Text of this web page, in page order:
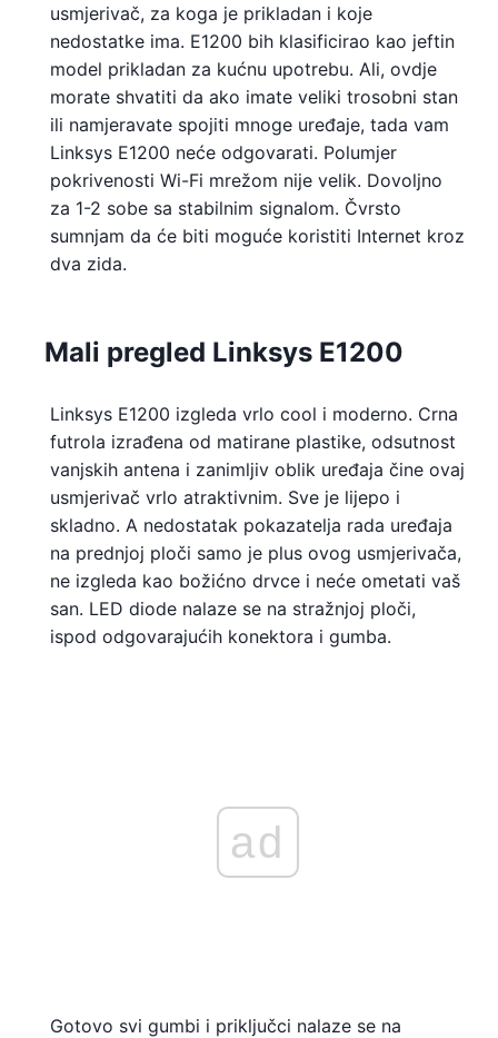
usmjerivač, za koga je prikladan i koje
nedostatke ima. E1200 bih klasificirao kao jeftin
model prikladan za kućnu upotrebu. Ali, ovdje
morate shvatiti da ako imate veliki trosobni stan
ili namjeravate spojiti mnoge uređaje, tada vam
Linksys E1200 neće odgovarati. Polumjer
pokrivenosti Wi-Fi mrežom nije velik. Dovoljno
za 1-2 sobe sa stabilnim signalom. Čvrsto
sumnjam da će biti moguće koristiti Internet kroz
dva zida.
Mali pregled Linksys E1200
Linksys E1200 izgleda vrlo cool i moderno. Crna
futrola izrađena od matirane plastike, odsutnost
vanjskih antena i zanimljiv oblik uređaja čine ovaj
usmjerivač vrlo atraktivnim. Sve je lijepo i
skladno. A nedostatak pokazatelja rada uređaja
na prednjoj ploči samo je plus ovog usmjerivača,
ne izgleda kao božićno drvce i neće ometati vaš
san. LED diode nalaze se na stražnjoj ploči,
ispod odgovarajućih konektora i gumba.
ad
Gotovo svi gumbi i priključci nalaze se na